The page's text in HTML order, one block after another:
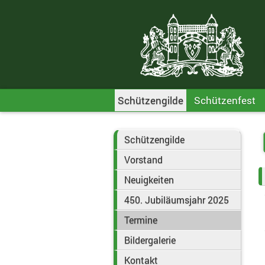
Schützengilde Schützenfest
Schützengilde
Vorstand
Neuigkeiten
450. Jubiläumsjahr 2025
Termine
Bildergalerie
Kontakt